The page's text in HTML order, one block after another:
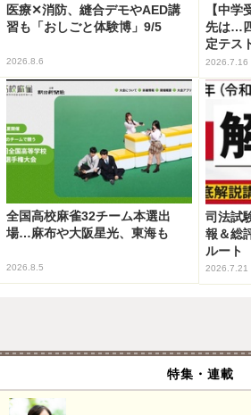
医療✕消防、縫合デモやAED講
習も「おしごと体験博」9/5
2026.8.6
【中
先は…
定テス
2026.7.16
全国高校麻雀32チーム本選出
場…麻布や大阪星光、東海も
2026.8.5
司法試
報＆総
ルート
2026.7.21
特集・連載